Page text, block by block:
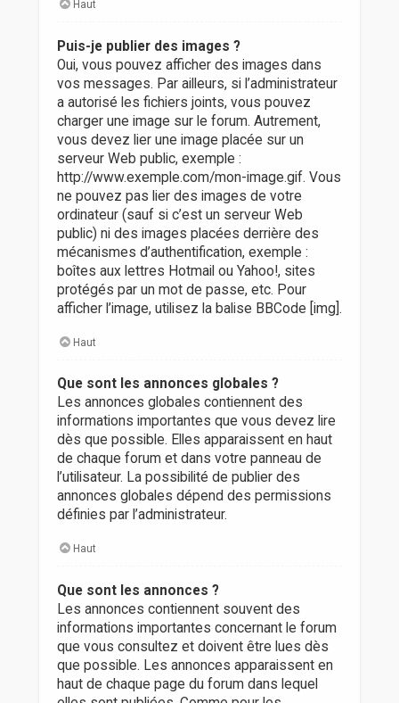
Haut
Puis-je publier des images ?
Oui, vous pouvez afficher des images dans
vos messages. Par ailleurs, si l’administrateur
a autorisé les fichiers joints, vous pouvez
charger une image sur le forum. Autrement,
vous devez lier une image placée sur un
serveur Web public, exemple :
http://www.exemple.com/mon-image.gif. Vous
ne pouvez pas lier des images de votre
ordinateur (sauf si c’est un serveur Web
public) ni des images placées derrière des
mécanismes d’authentification, exemple :
boîtes aux lettres Hotmail ou Yahoo!, sites
protégés par un mot de passe, etc. Pour
afficher l’image, utilisez la balise BBCode [img].
Haut
Que sont les annonces globales ?
Les annonces globales contiennent des
informations importantes que vous devez lire
dès que possible. Elles apparaissent en haut
de chaque forum et dans votre panneau de
l’utilisateur. La possibilité de publier des
annonces globales dépend des permissions
définies par l’administrateur.
Haut
Que sont les annonces ?
Les annonces contiennent souvent des
informations importantes concernant le forum
que vous consultez et doivent être lues dès
que possible. Les annonces apparaissent en
haut de chaque page du forum dans lequel